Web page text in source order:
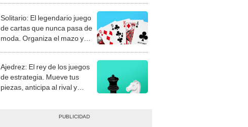
Solitario: El legendario juego
de cartas que nunca pasa de
moda. Organiza el mazo y
Ajedrez: El rey de los juegos
de estrategia. Mueve tus
piezas, anticipa al rival y